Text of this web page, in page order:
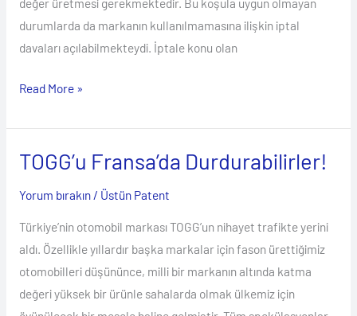
durumlarda da markanın kullanılmamasına ilişkin iptal
davaları açılabilmekteydi. İptale konu olan
Read More »
TOGG’u Fransa’da Durdurabilirler!
Yorum bırakın / Üstün Patent
Türkiye’nin otomobil markası TOGG’un nihayet trafikte yerini
aldı. Özellikle yıllardır başka markalar için fason ürettiğimiz
otomobilleri düşününce, milli bir markanın altında katma
değeri yüksek bir ürünle sahalarda olmak ülkemiz için
TOGG’u
Durdurabilirler!